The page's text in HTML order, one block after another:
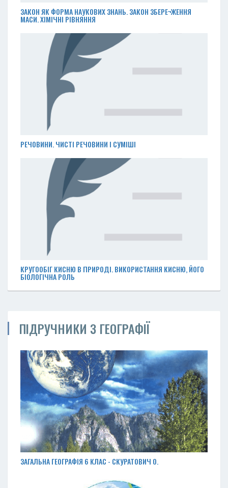
ЗАКОН ЯК ФОРМА НАУКОВИХ ЗНАНЬ. ЗАКОН ЗБЕРЕ¬ЖЕННЯ
МАСИ. ХІМІЧНІ РІВНЯННЯ
РЕЧОВИНИ. ЧИСТІ РЕЧОВИНИ І СУМІШІ
КРУГООБІГ КИСНЮ В ПРИРОДІ. ВИКОРИСТАННЯ КИСНЮ, ЙОГО
БІОЛОГІЧНА РОЛЬ
ПІДРУЧНИКИ З ГЕОГРАФІЇ
ЗАГАЛЬНА ГЕОГРАФІЯ 6 КЛАС - СКУРАТОВИЧ О.